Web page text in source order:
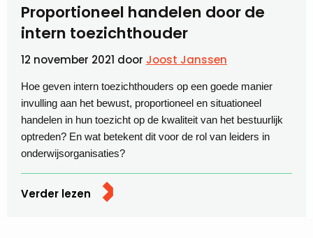
Proportioneel handelen door de
intern toezichthouder
12 november 2021 door Joost Janssen
Hoe geven intern toezichthouders op een goede manier
invulling aan het bewust, proportioneel en situationeel
handelen in hun toezicht op de kwaliteit van het bestuurlijk
optreden? En wat betekent dit voor de rol van leiders in
onderwijsorganisaties?
Verder lezen